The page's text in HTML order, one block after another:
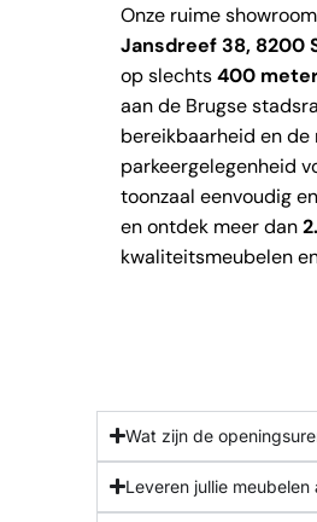
Onze ruime
Jansdreef 38, 8200
op slechts400
aan de Brugse
bereikbaarheid en de
parkeergelegenheid
toonzaal eenvoudig
en ontdek meer dan
kwaliteitsmeubelen
Wat zijn de
Leveren jullie meubelen